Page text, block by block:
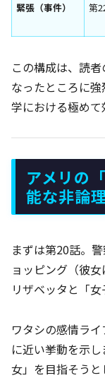
緊張（事件） 第
この構成は、読
なったところに
学における極めて
アメリの
能な非論
まずは第20話。
ョッピング（彼
リザベッタと「女
ワタシの感情ライ
に近い挙動を示
女」を目指そう